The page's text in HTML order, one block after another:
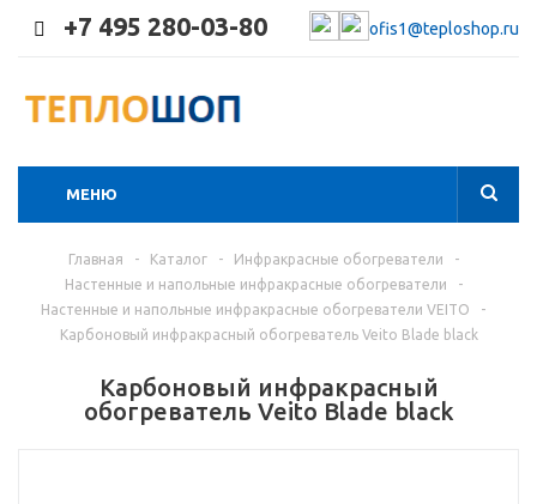
+7 495 280-03-80 ofis1@teploshop.ru
МЕНЮ
Главная - Каталог - Инфракрасные обогреватели
-
Настенные и напольные инфракрасные обогреватели
-
Настенные и напольные инфракрасные обогреватели VEITO
-
Карбоновый инфракрасный обогреватель Veito Blade black
Карбоновый инфракрасный
обогреватель Veito Blade black